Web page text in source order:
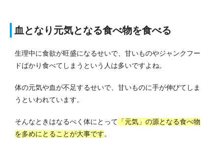
血となり元気となる食べ物を食べる
生理中に食欲が旺盛になるせいで、甘いものやジャンクフー
ドばかり食べてしまうという人は多いですよね。
体の元気や血が不足するせいで、甘いものに手が伸びてしま
うといわれています。
そんなときはなるべく体にとって 「元気」の源となる食べ物
を多めにとることが大事です。